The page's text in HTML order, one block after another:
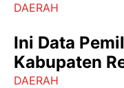
DAERAH
Ini Data
Kabupaten
DAERAH